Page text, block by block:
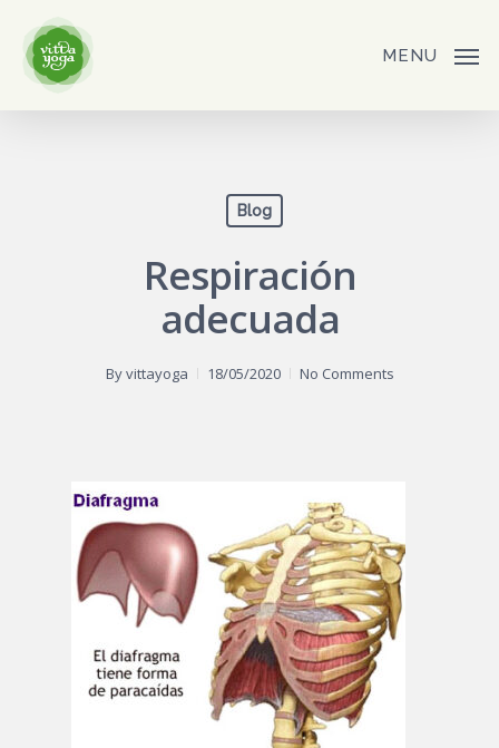
main
MENU
Blog
Respiración
adecuada
Byvittayoga 18/05/2020 No Comments